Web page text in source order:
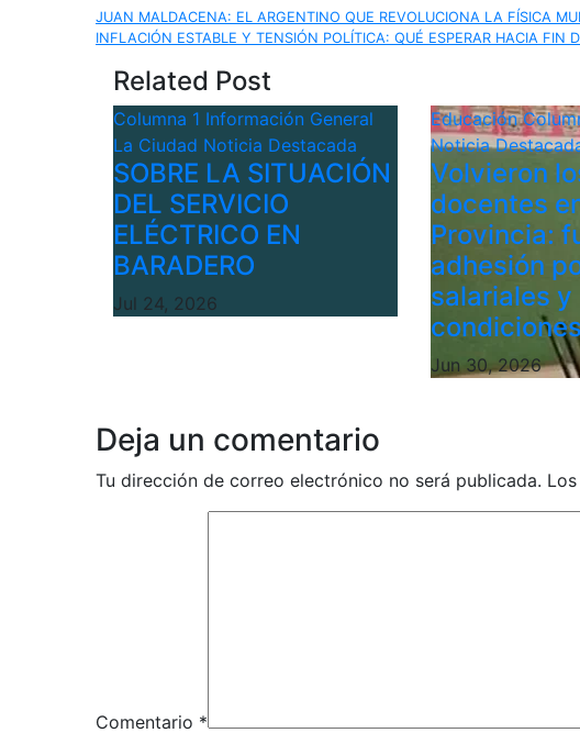
Navegación
de
entradas
JUAN MALDACENA: EL ARGENTINO QUE REVOLUCIONA LA FÍSICA
INFLACIÓN ESTABLE Y TENSIÓN POLÍTICA: QUÉ ESPERAR HACIA FIN
Related Post
Columna 1 Información General
La Ciudad Noticia Destacada
SOBRE LA SITUACIÓN
DEL SERVICIO
ELÉCTRICO EN
BARADERO
Jul 24, 2026
Educación
Noticia
Volvieron
docentes
Provincia:
adhesión
salariales y
Jun 30, 2026
Deja un comentario
Tu dirección de correo electrónico no será publicada.
Comentario *